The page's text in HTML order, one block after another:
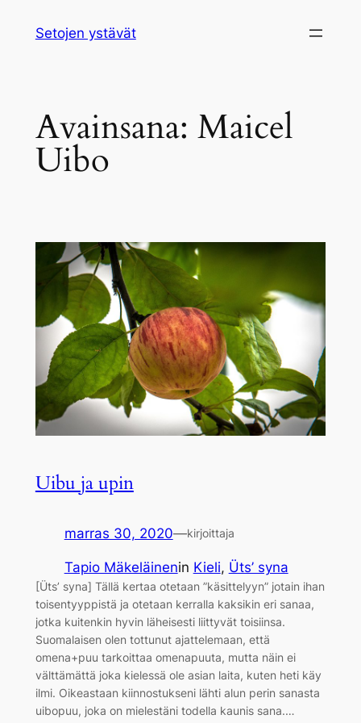
sisältöön
Setojen ystävät
Avainsana: Maicel
Uibo
Uibu ja upin
marras 30, 2020—kirjoittaja
Tapio Mäkeläinenin Kieli, Üts’ syna
[Üts’ syna] Tällä kertaa otetaan ”käsittelyyn” jotain ihan
toisentyyppistä ja otetaan kerralla kaksikin eri sanaa,
jotka kuitenkin hyvin läheisesti liittyvät toisiinsa.
Suomalaisen olen tottunut ajattelemaan, että
omena+puu tarkoittaa omenapuuta, mutta näin ei
välttämättä joka kielessä ole asian laita, kuten heti käy
ilmi. Oikeastaan kiinnostukseni lähti alun perin sanasta
uibopuu, joka on mielestäni todella kaunis sana.…